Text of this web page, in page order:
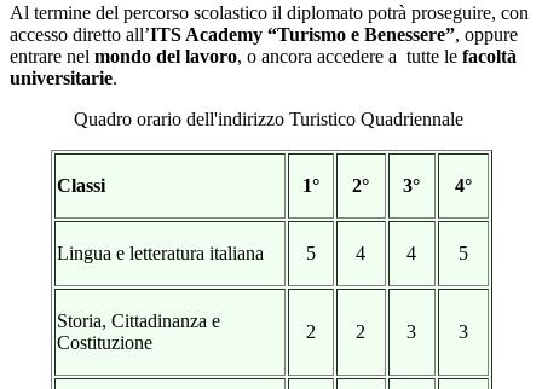
Al termine del percorso scolastico il diplomato potrà proseguire, con
accesso diretto all’ITS Academy “Turismo e Benessere”, oppure
entrare nel mondo del lavoro, o ancora accedere a tutte le facoltà
universitarie.
Quadro orario dell'indirizzo Turistico Quadriennale
Classi 1° 2° 3° 4°
Lingua e letteratura italiana 5 4 4 5
Storia, Cittadinanza e
Costituzione
2 2 3 3